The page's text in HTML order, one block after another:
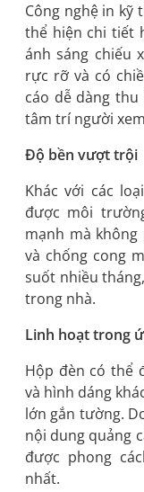
Công nghệ in kỹ
thể hiện chi tiết
ánh sáng chiếu
rực rỡ và có
cáo dễ dàng
tâm trí người
Độ bền vượt trội
Khác với các
được môi
mạnh mà không
và chống cong
suốt nhiều
trong nhà.
Linh hoạt trong
Hộp đèn có thể
và hình dáng
lớn gắn tường.
nội dung quảng
được phong
nhất.